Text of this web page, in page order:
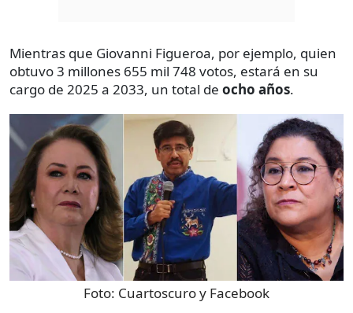
Mientras que Giovanni Figueroa, por ejemplo, quien
obtuvo 3 millones 655 mil 748 votos, estará en su
cargo de 2025 a 2033, un total de ocho años.
Foto: Cuartoscuro y Facebook